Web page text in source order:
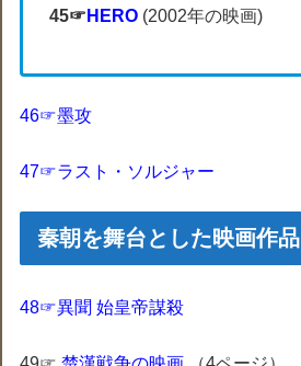
45☞ HERO (2002年の映画)
46☞墨攻
47☞ラスト・ソルジャー
秦朝を舞台とした映画作品‎
48☞異聞 始皇帝謀殺